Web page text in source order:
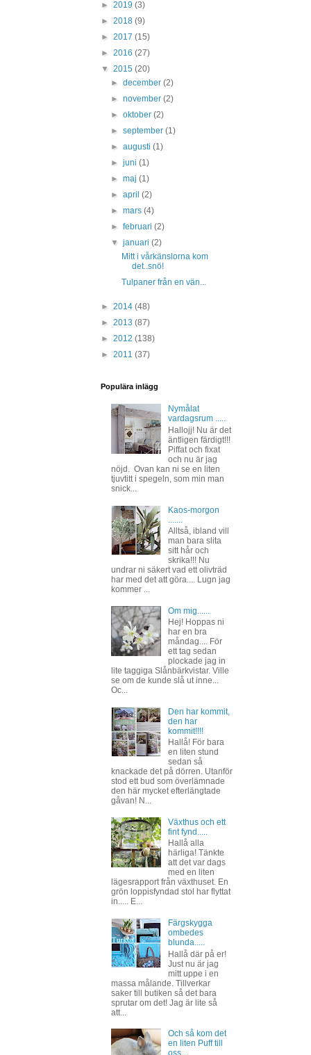
► 2019 (3)
► 2018 (9)
► 2017 (15)
► 2016 (27)
▼ 2015 (20)
►december(2)
►november(2)
►oktober(2)
►september(1)
►augusti(1)
►juni(1)
►maj(1)
►april(2)
►mars(4)
►februari(2)
▼januari(2)
Mitt i vårkänslorna kom
det..snö!
Tulpaner från en vän...
► 2014 (48)
► 2013 (87)
► 2012 (138)
► 2011 (37)
Populära inlägg
Nymålat
vardagsrum .....
Hallojj! Nu är det
äntligen färdigt!!!
Piffat och fixat
och nu är jag
nöjd. Ovan kan ni se en liten
tjuvtitt i spegeln, som min man
snick...
Kaos-morgon
Alltså, ibland vill
man bara slita
sitt hår och
skrika!!! Nu
undrar ni säkert vad ett olivträd
har med det att göra.... Lugn jag
kommer ...
Om mig......
Hej! Hoppas ni
har en bra
måndag.... För
ett tag sedan
plockade jag in
lite taggiga Slånbärkvistar. Ville
se om de kunde slå ut inne...
Oc...
Den har kommit,
den har
kommit!!!!
Hallå! För bara
en liten stund
sedan så
knackade det på dörren. Utanför
stod ett bud som överlämnade
den här mycket efterlängtade
gåvan! N...
Växthus och ett
fint fynd.....
Hallå alla
härliga! Tänkte
att det var dags
med en liten
lägesrapport från växthuset. En
grön loppisfyndad stol har flyttat
in..... E...
Färgskygga
ombedes
blunda.....
Hallå där på er!
Just nu är jag
mitt uppe i en
massa målande. Tillverkar
saker till butiken så det bara
sprutar om det! Jag är lite så
att...
Och så kom det
en liten Puff till